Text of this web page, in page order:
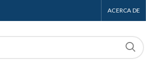
ACERCA DE